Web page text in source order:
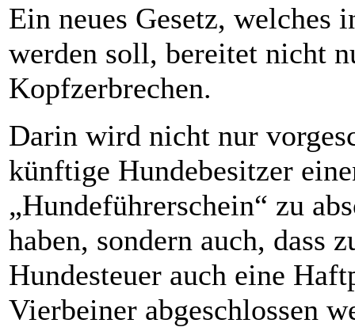
Ein neues Gesetz, welches
werden soll, bereitet nicht
Kopfzerbrechen.
Darin wird nicht nur
künftige Hundebesitzer
„Hundeführerschein“ zu
haben, sondern auch, dass
Hundesteuer auch eine
Vierbeiner abgeschlossen